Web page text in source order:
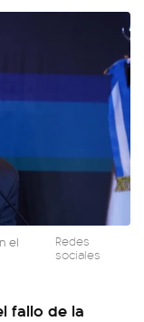
el
Redes
sociales
fallo de la